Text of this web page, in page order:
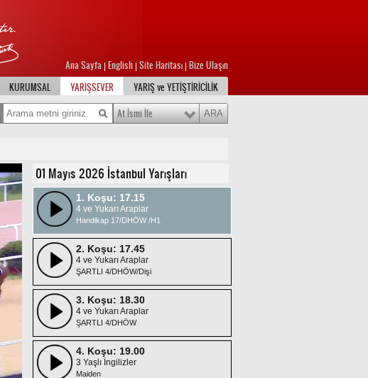
Ana Sayfa English Site Haritası Bize Ulaşın
KURUMSAL
YARIŞSEVER YARIŞ ve YETİŞTİRİCİLİK
At İsmi İle
01 Mayıs 2026 İstanbul Yarışları
1. Koşu: 17.15
4 ve Yukarı Araplar
Handikap 17/DHÖW /H1
2. Koşu: 17.45
4 ve Yukarı Araplar
ŞARTLI 4/DHÖW/Dişi
3. Koşu: 18.30
4 ve Yukarı Araplar
ŞARTLI 4/DHÖW
4. Koşu: 19.00
3 Yaşlı İngilizler
Maiden